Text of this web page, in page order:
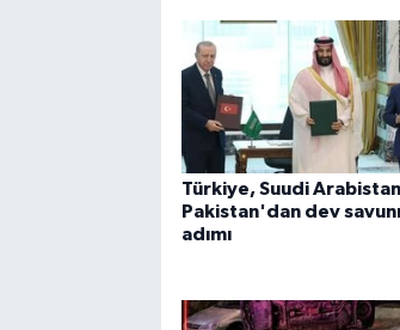
Türkiye, Suudi
Pakistan'dan dev
adımı